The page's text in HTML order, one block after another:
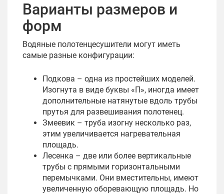
Варианты размеров и
форм
Водяные полотенцесушители могут иметь
самые разные конфигурации:
Подкова – одна из простейших моделей.
Изогнута в виде буквы «П», иногда имеет
дополнительные натянутые вдоль трубы
прутья для развешивания полотенец.
Змеевик – труба изогну несколько раз,
этим увеличивается нагревательная
площадь.
Лесенка – две или более вертикальные
трубы с прямыми горизонтальными
перемычками. Они вместительны, имеют
увеличенную оборевающую площадь. Но